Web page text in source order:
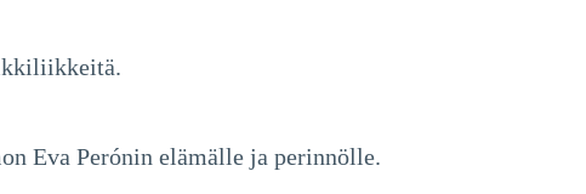
Eva Perónin elämälle ja perinnölle.